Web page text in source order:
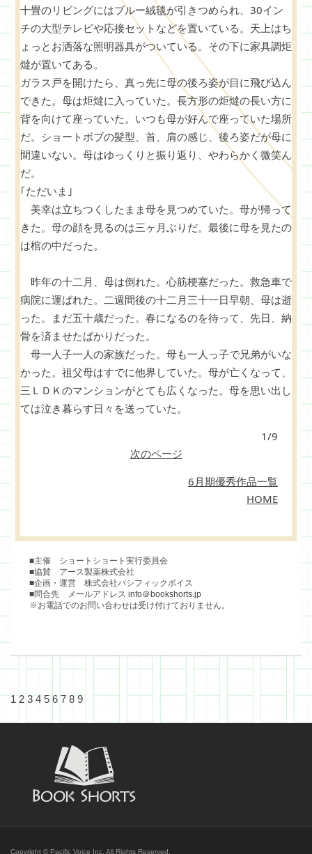
十畳のリビングにはブルー絨毯が引きつめられ、30イン
チの大型テレビや応接セットなどを置いている。天上はち
ょっとお洒落な照明器具がついている。その下に家具調炬
燵が置いてある。
ガラス戸を開けたら、真っ先に母の後ろ姿が目に飛び込ん
できた。母は炬燵に入っていた。長方形の炬燵の長い方に
背を向けて座っていた。いつも母が好んで座っていた場所
だ。ショートボブの髪型、首、肩の感じ、後ろ姿だが母に
間違いない。母はゆっくりと振り返り、やわらかく微笑ん
だ。
｢ただいま｣
美幸は立ちつくしたまま母を見つめていた。母が帰って
きた。母の顔を見るのは三ヶ月ぶりだ。最後に母を見たの
は棺の中だった。
昨年の十二月、母は倒れた。心筋梗塞だった。救急車で
病院に運ばれた。二週間後の十二月三十一日早朝、母は逝
った。まだ五十歳だった。春になるのを待って、先日、納
骨を済ませたばかりだった。
母一人子一人の家族だった。母も一人っ子で兄弟がいな
かった。祖父母はすでに他界していた。母が亡くなって、
三ＬＤＫのマンションがとても広くなった。母を思い出し
ては泣き暮らす日々を送っていた。
1/9
次のページ
6月期優秀作品一覧
HOME
■主催 ショートショート実行委員会
■協賛 アース製薬株式会社
■企画・運営 株式会社パシフィックボイス
■問合先 メールアドレス info＠bookshorts.jp
※お電話でのお問い合わせは受け付けておりません。
1 2 3 4 5 6 7 8 9
Copyright © Pacific Voice Inc. All Rights Reserved.